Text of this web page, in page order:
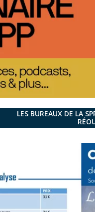
LES BUREAUX DE LA